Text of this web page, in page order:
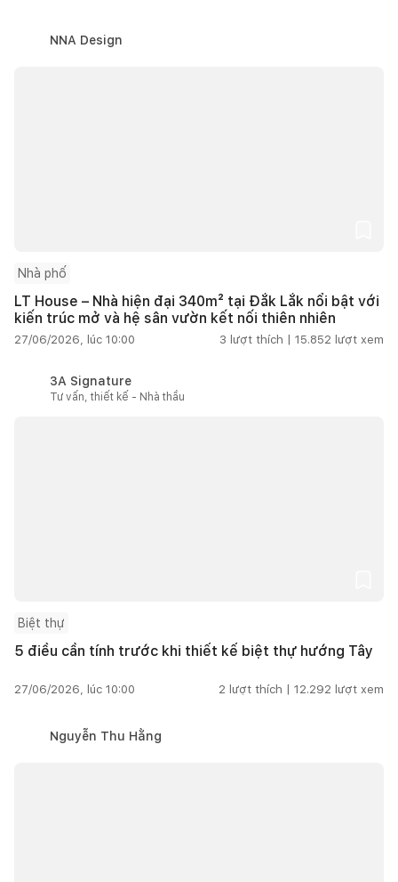
NNA Design
Nhà phố
LT House – Nhà hiện đại 340m² tại Đắk Lắk nổi bật với
kiến trúc mở và hệ sân vườn kết nối thiên nhiên
27/06/2026, lúc 10:00 3 lượt thích | 15.852 lượt xem
3A Signature
Tư vấn, thiết kế - Nhà thầu
Biệt thự
5 điều cần tính trước khi thiết kế biệt thự hướng Tây
27/06/2026, lúc 10:00 2 lượt thích | 12.292 lượt xem
Nguyễn Thu Hằng